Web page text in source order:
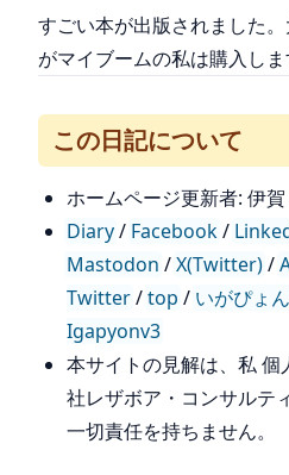
すごい本が出版されました
がマイブームの私は購入しま
この日記について
ホームページ更新者: 伊
Diary/ Facebook/
Mastodon /X(Twitter)/
Twitter/top / いがぴょ
Igapyonv3
本サイトの見解は、私
社レザボア・コンサルテ
一切責任を持ちません。